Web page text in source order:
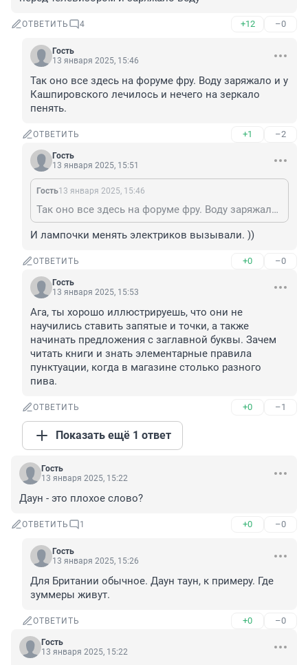
ОТВЕТИТЬ 4 +12 –0
Гость
13 января 2025, 15:46
Так оно все здесь на форуме фру. Воду заряжало и у
Кашпировского лечилось и нечего на зеркало
пенять.
ОТВЕТИТЬ +1 –2
Гость
13 января 2025, 15:51
Гость13 января 2025, 15:46
Так оно все здесь на форуме фру. Воду заряжало и у Кашпировского лечилось и нечего на зеркало пенять.
И лампочки менять электриков вызывали. ))
ОТВЕТИТЬ +0 –0
Гость
13 января 2025, 15:53
Ага, ты хорошо иллюстрируешь, что они не
научились ставить запятые и точки, а также
начинать предложения с заглавной буквы. Зачем
читать книги и знать элементарные правила
пунктуации, когда в магазине столько разного
пива.
ОТВЕТИТЬ +0 –1
Показать ещё 1 ответ
Гость
13 января 2025, 15:22
Даун - это плохое слово?
ОТВЕТИТЬ 1 +0 –0
Гость
13 января 2025, 15:26
Для Британии обычное. Даун таун, к примеру. Где
зуммеры живут.
ОТВЕТИТЬ +0 –0
Гость
13 января 2025, 15:22